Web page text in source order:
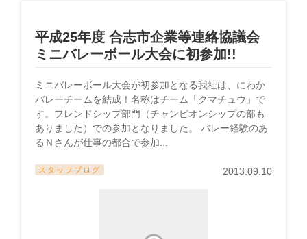
平成25年度 合志市企業等連絡協議会
ミニバレーボール大会に初参加!!
ミニバレーボール大会が初参加となる我社は、にわか
バレーチームを結成！名称はチーム「クマチュウ」で
す。フレンドシップ部門（チャンピオンシップの部も
ありました）での参加となりました。 バレー経験のあ
るＮさんが仕事の都合で参加...
スタッフブログ 2013.09.10